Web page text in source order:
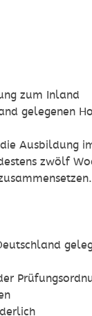
zum Inland
gelegenen
Ausbildung
zwölf
.